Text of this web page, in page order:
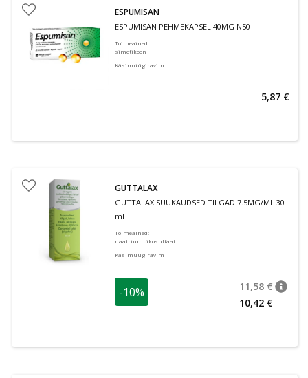
ESPUMISAN
ESPUMISAN PEHMEKAPSEL 40MG N50
Toimeained:
simetikoon
Käsimüügiravim
5,87 €
GUTTALAX
GUTTALAX SUUKAUDSED TILGAD 7.5MG/ML 30
ml
Toimeained:
naatriumpikosulfaat
Käsimüügiravim
-10% 11,58 €
10,42 €